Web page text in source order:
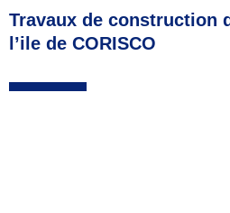
contenu
Travaux de construction
l’ile de CORISCO
articles